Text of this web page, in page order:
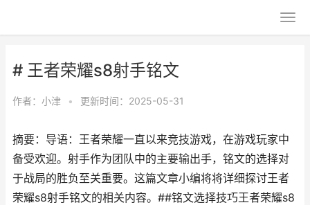
# 王者荣耀s8射手铭文
作者： 小津 • 更新时间：2025-05-31
摘要：导语：王者荣耀一直以来竞技游戏，在游戏玩家中
备受欢迎。射手作为团队中的主要输出手，铭文的选择对
于战局的胜负至关重要。这篇文章小编将将详细探讨王者
荣耀s8射手铭文的相关内容。##铭文选择技巧王者荣耀s8